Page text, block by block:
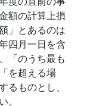
額の計算上損
」とあるのは
四月一日を含
「のうち最も
を超える場
ものとし、